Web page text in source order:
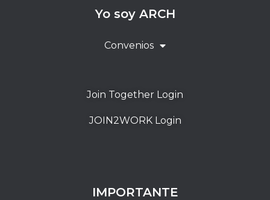
Yo soy ARCH
Convenios
Join Together Login
JOIN2WORK Login
IMPORTANTE